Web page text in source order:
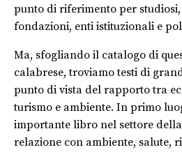
punto di riferimento per
fondazioni, enti istituzionali e
Ma, sfogliando il catalogo di
calabrese, troviamo testi di
punto di vista del rapporto tra
turismo e ambiente. In primo
importante libro nel settore
relazione con ambiente, salute,